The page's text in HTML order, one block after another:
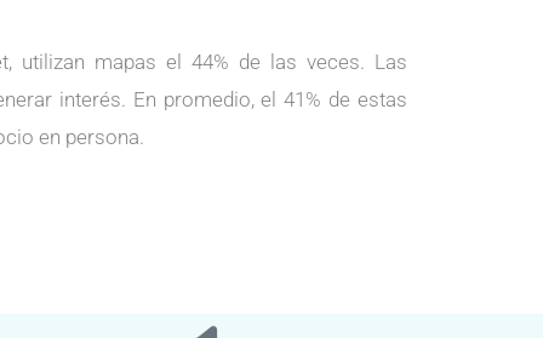
utilizan mapas el 44% de las veces. Las
interés. En promedio, el 41% de estas
en persona.